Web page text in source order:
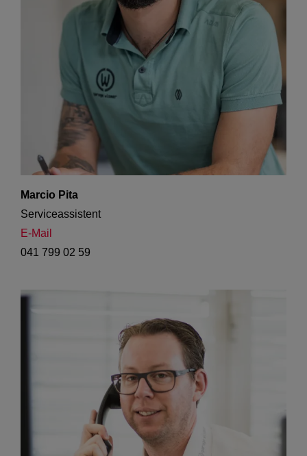
Marcio Pita
Serviceassistent
E-Mail
041 799 02 59